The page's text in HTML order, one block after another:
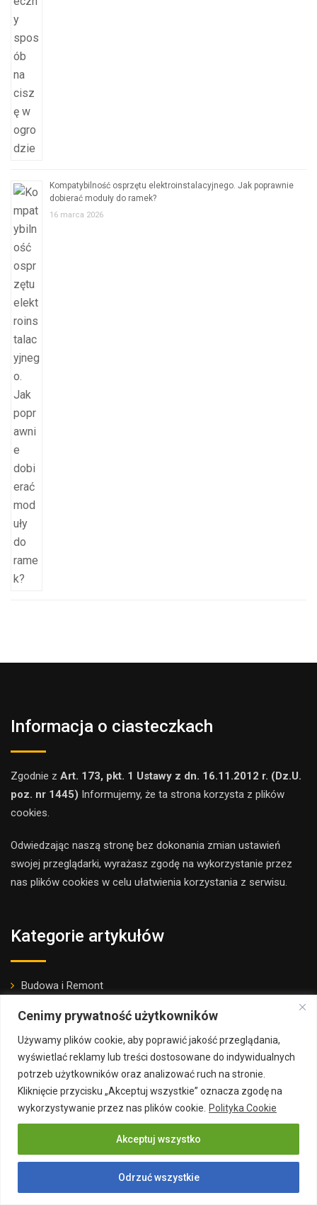
Cenimy prywatność użytkowników
Używamy plików cookie, aby poprawić jakość przeglądania,
wyświetlać reklamy lub treści dostosowane do indywidualnych
potrzeb użytkowników oraz analizować ruch na stronie.
Kliknięcie przycisku „Akceptuj wszystkie” oznacza zgodę na
wykorzystywanie przez nas plików cookie. Polityka Cookie
Odrzuć wszystkie
Akceptuj wszystko
Kompatybilność osprzętu elektroinstalacyjnego. Jak poprawnie
dobierać moduły do ramek?
16 marca 2026
Informacja o ciasteczkach
Zgodnie z Art. 173, pkt. 1 Ustawy z dn. 16.11.2012 r. (Dz.U.
poz. nr 1445) Informujemy, że ta strona korzysta z plików
cookies.
Odwiedzając naszą stronę bez dokonania zmian ustawień
swojej przeglądarki, wyrażasz zgodę na wykorzystanie przez
nas plików cookies w celu ułatwienia korzystania z serwisu.
Kategorie artykułów
Budowa i Remont
Inwestycje
Prawo budowlane
Narzędzia budowlane
RTV i AGD
Ogród